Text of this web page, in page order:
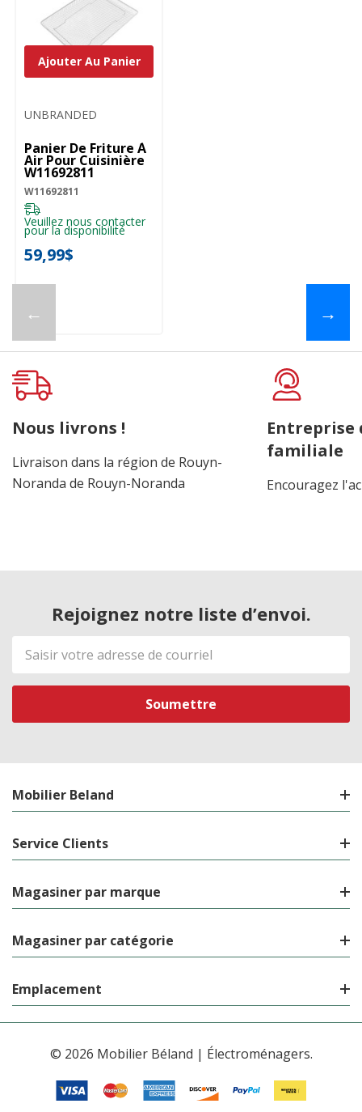
←
UNBRANDED
Panier De Friture À
Air Pour Cuisinière
W11692811
W11692811
Veuillez nous contacter
pour la disponibilité
59,99$
Ajouter Au Panier
→
Nous livrons !
Livraison dans la région de Rouyn-
Noranda de Rouyn-Noranda
Entreprise
familiale
Encouragez
Rejoignez notre liste d’envoi.
Adresse
de
courriel
Mobilier Beland
Service Clients
Magasiner par marque
Magasiner par catégorie
Emplacement
© 2026 Mobilier Béland | Électroménagers.